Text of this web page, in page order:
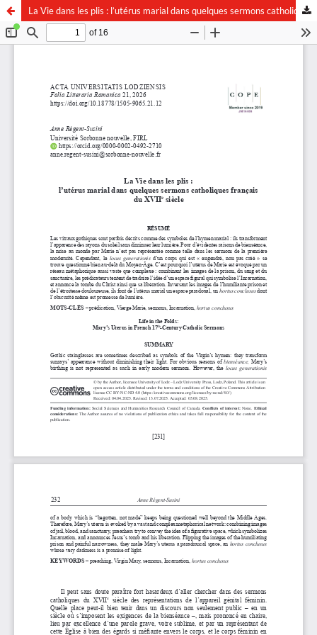
La Vie dans les plis : l’utérus marial dans quelques sermons catholiques français du XVIIe siècle